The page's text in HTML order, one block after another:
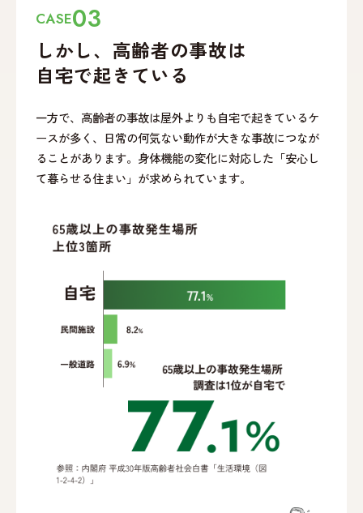
CASE03
しかし、高齢者の事故は
自宅で起きている
一方で、高齢者の事故は屋外よりも自宅で起きているケ
ースが多く、日常の何気ない動作が大きな事故につなが
ることがあります。身体機能の変化に対応した「安心し
て暮らせる住まい」が求められています。